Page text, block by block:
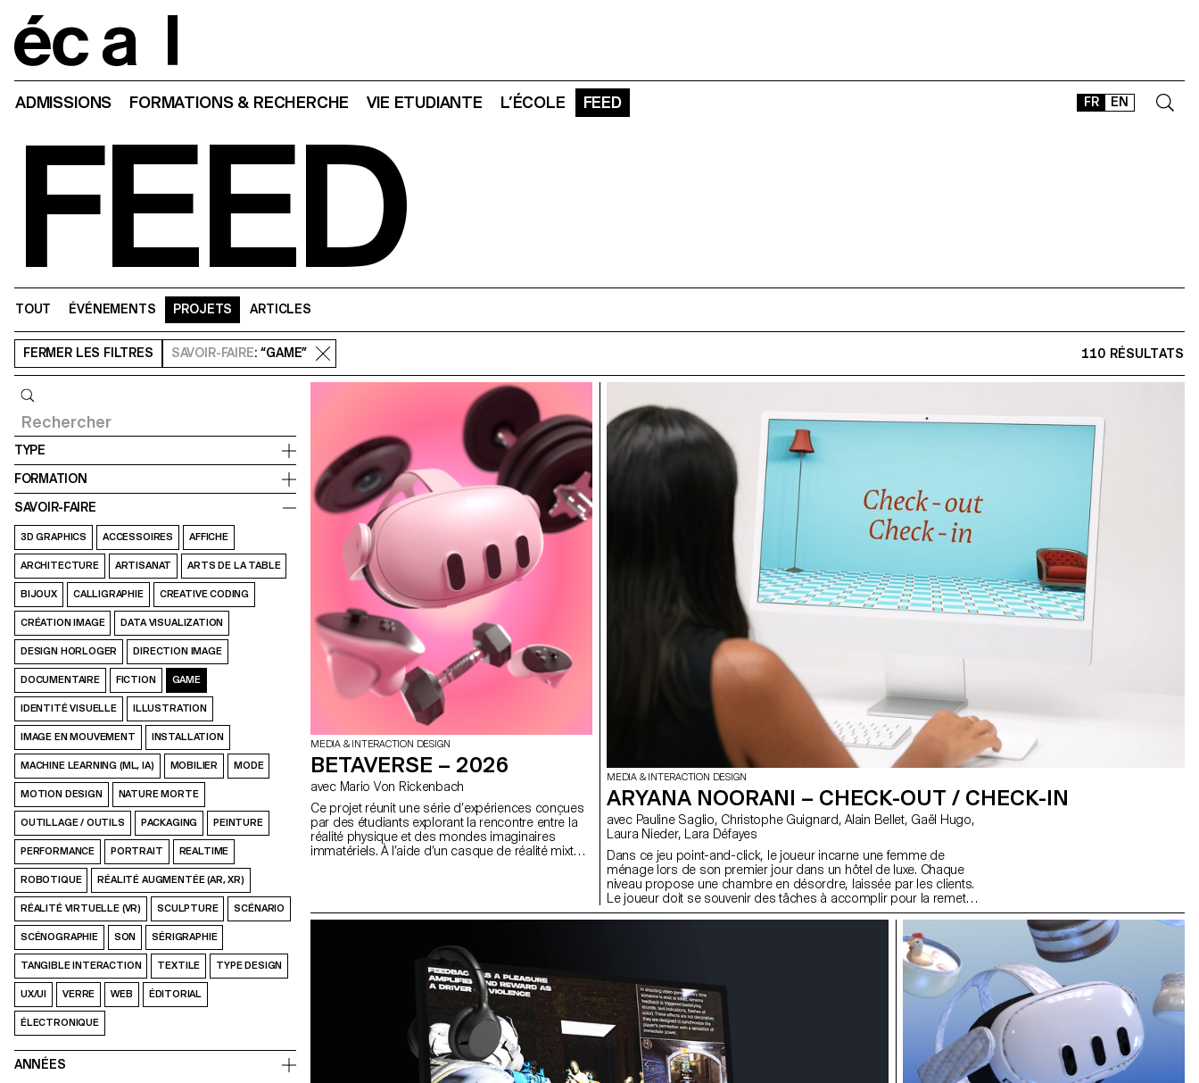
FR EN
ADMISSIONS FORMATIONS & RECHERCHE VIE ETUDIANTE L’ÉCOLE FEED
FEED
TOUT ÉVÉNEMENTS PROJETS ARTICLES
FERMER LES FILTRES SAVOIR-FAIRE: “GAME” 110 RÉSULTATS
TYPE
FORMATION
SAVOIR-FAIRE
3D GRAPHICS ACCESSOIRES AFFICHE
ARCHITECTURE ARTISANAT ARTS DE LA TABLE
BIJOUX CALLIGRAPHIE CREATIVE CODING
CRÉATION IMAGE DATA VISUALIZATION
DESIGN HORLOGER DIRECTION IMAGE
DOCUMENTAIRE FICTION GAME
IDENTITÉ VISUELLE ILLUSTRATION
IMAGE EN MOUVEMENT INSTALLATION
MACHINE LEARNING (ML, IA) MOBILIER MODE
MOTION DESIGN NATURE MORTE
OUTILLAGE / OUTILS PACKAGING PEINTURE
PERFORMANCE PORTRAIT REALTIME
ROBOTIQUE RÉALITÉ AUGMENTÉE (AR, XR)
RÉALITÉ VIRTUELLE (VR) SCULPTURE SCÉNARIO
SCÉNOGRAPHIE SON SÉRIGRAPHIE
TANGIBLE INTERACTION TEXTILE TYPE DESIGN
UX/UI VERRE WEB ÉDITORIAL
ÉLECTRONIQUE
ANNÉES
MEDIA & INTERACTION DESIGN
BETAVERSE – 2026
avec Mario Von Rickenbach
Ce projet réunit une série d’expériences conçues
par des étudiants explorant la rencontre entre la
réalité physique et des mondes imaginaires
immatériels. À l’aide d’un casque de réalité mixte,
MEDIA & INTERACTION DESIGN
ARYANA NOORANI – CHECK-OUT / CHECK-IN
avec Pauline Saglio, Christophe Guignard, Alain Bellet, Gaël Hugo,
Laura Nieder, Lara Défayes
Dans ce jeu point-and-click, le joueur incarne une femme de
ménage lors de son premier jour dans un hôtel de luxe. Chaque
niveau propose une chambre en désordre, laissée par les clients.
Le joueur doit se souvenir des tâches à accomplir pour la remettre
en ordre. Le gameplay repose sur des actions simples et
pas sa place dans un cadre aussi soigné. À force d'être répétés,
les gestes deviennent mécaniques, mais le moindre oubli oblige à
tout recommencer. Sous la voix autoritaire d’un manager,
l'expérience combine la curiosité, la frustration et une forme
d’absurdité dans une boucle de jeu simple.